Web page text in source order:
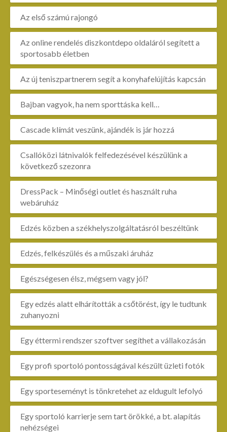
Az első számú rajongó
Az online rendelés diszkontdepo oldaláról segített a
sportosabb életben
Az új teniszpartnerem segít a konyhafelújítás kapcsán
Bajban vagyok, ha nem sporttáska kell…
Cascade klímát veszünk, ajándék is jár hozzá
Csallóközi látnivalók felfedezésével készülünk a
következő szezonra
DressPack – Minőségi outlet és használt ruha
webáruház
Edzés közben a székhelyszolgáltatásról beszéltünk
Edzés, felkészülés és a műszaki áruház
Egészségesen élsz, mégsem vagy jól?
Egy edzés alatt elhárították a csőtörést, így le tudtunk
zuhanyozni
Egy éttermi rendszer szoftver segíthet a vállakozásán
Egy profi sportoló pontosságával készült üzleti fotók
Egy sporteseményt is tönkretehet az eldugult lefolyó
Egy sportoló karrierje sem tart örökké, a bt. alapítás
nehézségei